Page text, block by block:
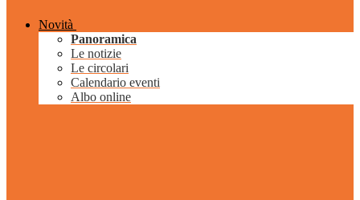
Novità
Panoramica
Le notizie
Le circolari
Calendario eventi
Albo online